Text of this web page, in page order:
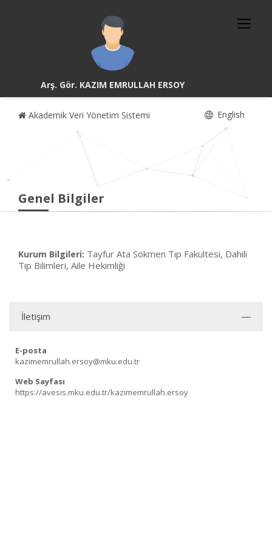
Arş. Gör. KAZIM EMRULLAH ERSOY
Akademik Veri Yönetim Sistemi English
Genel Bilgiler
Kurum Bilgileri: Tayfur Ata Sökmen Tıp Fakültesi, Dahili
Tıp Bilimleri, Aile Hekimliği
İletişim
E-posta
kazimemrullah.ersoy@mku.edu.tr
Web Sayfası
https://avesis.mku.edu.tr/kazimemrullah.ersoy